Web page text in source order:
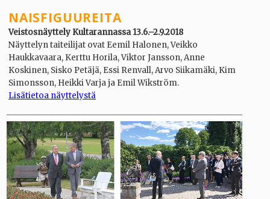
NAISFIGUUREITA
Veistosnäyttely Kultarannassa 13.6.–2.9.2018
Näyttelyn taiteilijat ovat Eemil Halonen, Veikko
Haukkavaara, Kerttu Horila, Viktor Jansson, Anne
Koskinen, Sisko Petäjä, Essi Renvall, Arvo Siikamäki, Kim
Simonsson, Heikki Varja ja Emil Wikström.
Lisätietoa näyttelystä